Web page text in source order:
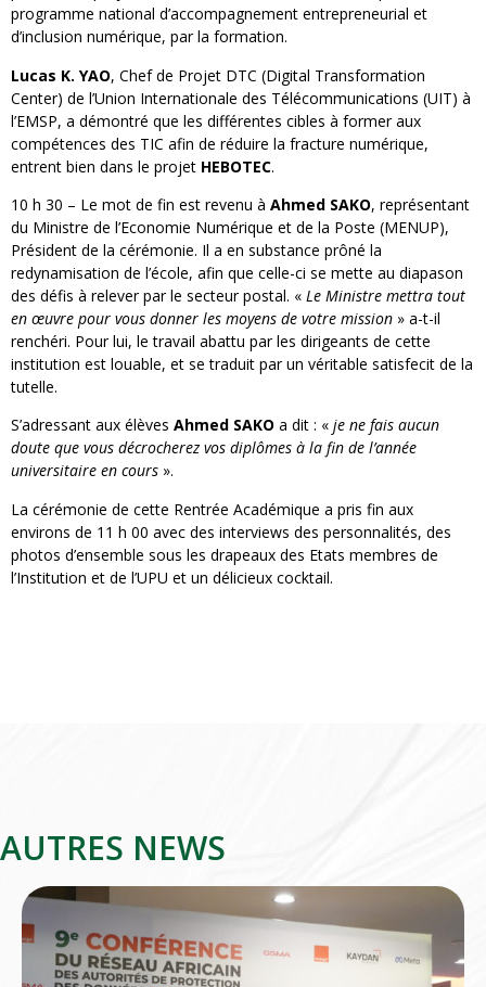
programme national d’accompagnement entrepreneurial et
d’inclusion numérique, par la formation.
Lucas K. YAO, Chef de Projet DTC (Digital Transformation
Center) de l’Union Internationale des Télécommunications (UIT) à
l’EMSP, a démontré que les différentes cibles à former aux
compétences des TIC afin de réduire la fracture numérique,
entrent bien dans le projet HEBOTEC.
10 h 30 – Le mot de fin est revenu à Ahmed SAKO, représentant
du Ministre de l’Economie Numérique et de la Poste (MENUP),
Président de la cérémonie. Il a en substance prôné la
redynamisation de l’école, afin que celle-ci se mette au diapason
des défis à relever par le secteur postal. « Le Ministre mettra tout
en œuvre pour vous donner les moyens de votre mission » a-t-il
renchéri. Pour lui, le travail abattu par les dirigeants de cette
institution est louable, et se traduit par un véritable satisfecit de la
tutelle.
S’adressant aux élèves Ahmed SAKO a dit : « je ne fais aucun
doute que vous décrocherez vos diplômes à la fin de l’année
universitaire en cours ».
La cérémonie de cette Rentrée Académique a pris fin aux
environs de 11 h 00 avec des interviews des personnalités, des
photos d’ensemble sous les drapeaux des Etats membres de
l’Institution et de l’UPU et un délicieux cocktail.
AUTRES NEWS